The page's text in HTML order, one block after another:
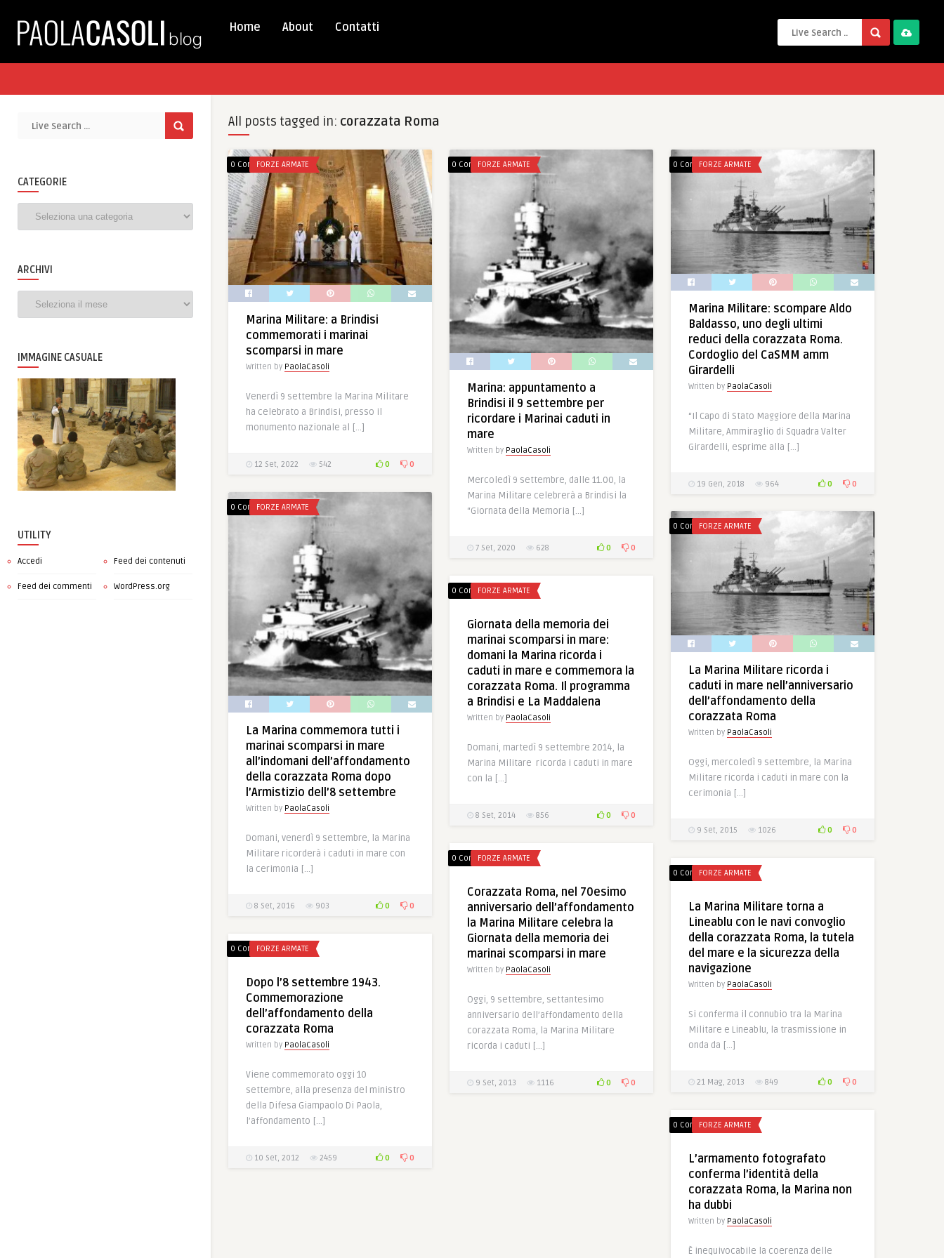
Home About Contatti
CATEGORIE
ARCHIVI
IMMAGINE CASUALE
UTILITY
Accedi Feed dei contenuti
Feed dei commenti WordPress.org
All posts tagged in: corazzata Roma
0 CommentsFORZE ARMATE
Marina Militare: a Brindisi
commemorati i marinai
scomparsi in mare
Written by PaolaCasoli
Venerdì 9 settembre la Marina Militare
ha celebrato a Brindisi, presso il
monumento nazionale al […]
12 Set, 2022 542 0 0
0 CommentsFORZE ARMATE
Marina: appuntamento a
Brindisi il 9 settembre per
ricordare i Marinai caduti in
mare
Written by PaolaCasoli
Mercoledì 9 settembre, dalle 11.00, la
Marina Militare celebrerà a Brindisi la
“Giornata della Memoria […]
7 Set, 2020 628 0 0
0 CommentsFORZE ARMATE
Marina Militare: scompare Aldo
Baldasso, uno degli ultimi
reduci della corazzata Roma.
Cordoglio del CaSMM amm
Girardelli
Written by PaolaCasoli
“Il Capo di Stato Maggiore della Marina
Militare, Ammiraglio di Squadra Valter
Girardelli, esprime alla […]
19 Gen, 2018 964 0 0
0 CommentsFORZE ARMATE
La Marina commemora tutti i
marinai scomparsi in mare
all’indomani dell’affondamento
della corazzata Roma dopo
l’Armistizio dell’8 settembre
Written by PaolaCasoli
Domani, venerdì 9 settembre, la Marina
Militare ricorderà i caduti in mare con
la cerimonia […]
8 Set, 2016 903 0 0
0 CommentsFORZE ARMATE
La Marina Militare ricorda i
caduti in mare nell’anniversario
dell’affondamento della
corazzata Roma
Written by PaolaCasoli
Oggi, mercoledì 9 settembre, la Marina
Militare ricorda i caduti in mare con la
cerimonia […]
9 Set, 2015 1026 0 0
0 CommentsFORZE ARMATE
Giornata della memoria dei
marinai scomparsi in mare:
domani la Marina ricorda i
caduti in mare e commemora la
corazzata Roma. Il programma
a Brindisi e La Maddalena
Written by PaolaCasoli
Domani, martedì 9 settembre 2014, la
Marina Militare ricorda i caduti in mare
con la […]
8 Set, 2014 856 0 0
0 CommentsFORZE ARMATE
Corazzata Roma, nel 70esimo
anniversario dell’affondamento
la Marina Militare celebra la
Giornata della memoria dei
marinai scomparsi in mare
Written by PaolaCasoli
Oggi, 9 settembre, settantesimo
anniversario dell’affondamento della
corazzata Roma, la Marina Militare
ricorda i caduti […]
9 Set, 2013 1116 0 0
0 CommentsFORZE ARMATE
La Marina Militare torna a
Lineablu con le navi convoglio
della corazzata Roma, la tutela
del mare e la sicurezza della
navigazione
Written by PaolaCasoli
Si conferma il connubio tra la Marina
Militare e Lineablu, la trasmissione in
onda da […]
21 Mag, 2013 849 0 0
0 CommentsFORZE ARMATE
Dopo l’8 settembre 1943.
Commemorazione
dell’affondamento della
corazzata Roma
Written by PaolaCasoli
Viene commemorato oggi 10
settembre, alla presenza del ministro
della Difesa Giampaolo Di Paola,
l’affondamento […]
10 Set, 2012 2459 0 0
0 CommentsFORZE ARMATE
L’armamento fotografato
conferma l’identità della
corazzata Roma, la Marina non
ha dubbi
Written by PaolaCasoli
È inequivocabile la coerenza delle